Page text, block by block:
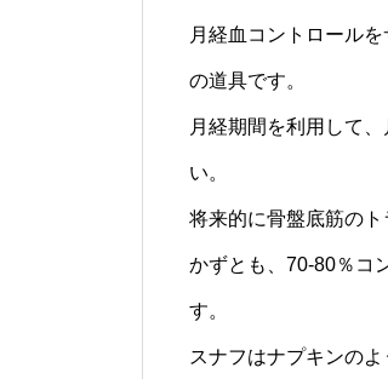
月経血コントロール
の道具です。
月経期間を利用して
い。
将来的に骨盤底筋の
かずとも、70-80％コ
す。
スナフはナプキンの